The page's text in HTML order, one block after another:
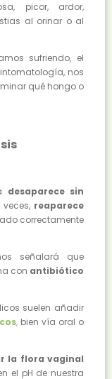
picor, ardor,
al orinar o al
sufriendo, el
nos
qué hongo o
desaparece sin
reaparece
correctamente
señalará que
con antibiótico
suelen añadir
, bien vía oral o
la flora vaginal
el pH de nuestra